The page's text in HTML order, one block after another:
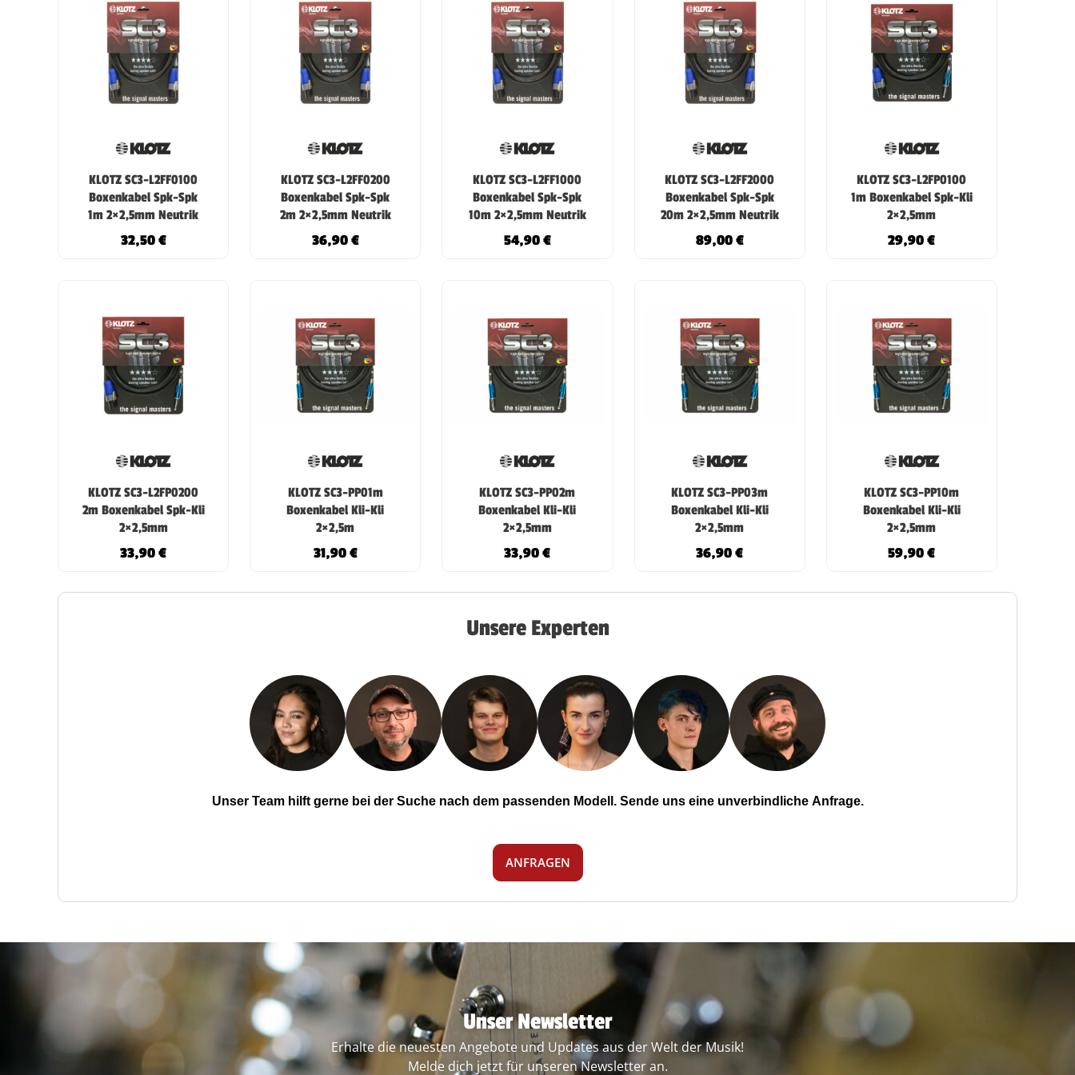
KLOTZ SC3-L2FF0100
Boxenkabel Spk-Spk
1m 2×2,5mm Neutrik
32,50€
KLOTZ SC3-L2FF0200
Boxenkabel Spk-Spk
2m 2×2,5mm Neutrik
36,90€
KLOTZ SC3-L2FF1000
Boxenkabel Spk-Spk
10m 2×2,5mm Neutrik
54,90€
KLOTZ SC3-L2FF2000
Boxenkabel Spk-Spk
20m 2×2,5mm Neutrik
89,00€
KLOTZ SC3-L2FP0100
1m Boxenkabel Spk-Kli
2×2,5mm
29,90€
KLOTZ SC3-L2FP0200
2m Boxenkabel Spk-Kli
2×2,5mm
33,90€
KLOTZ SC3-PP01m
Boxenkabel Kli-Kli
2×2,5m
31,90€
KLOTZ SC3-PP02m
Boxenkabel Kli-Kli
2×2,5mm
33,90€
KLOTZ SC3-PP03m
Boxenkabel Kli-Kli
2×2,5mm
36,90€
KLOTZ SC3-PP10m
Boxenkabel Kli-Kli
2×2,5mm
59,90€
Unsere Experten
Unser Team hilft gerne bei der Suche nach dem passenden Modell. Sende uns eine unverbindliche Anfrage.
ANFRAGEN
Unser Newsletter
Erhalte die neuesten Angebote und Updates aus der Welt der Musik!
Melde dich jetzt für unseren Newsletter an.